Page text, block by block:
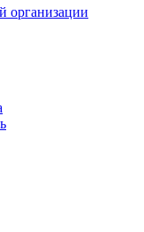
организации